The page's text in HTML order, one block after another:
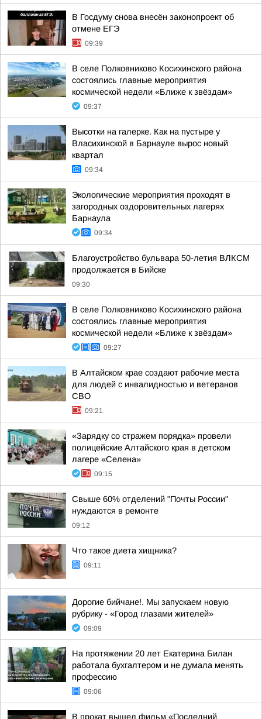
В Госдуму снова внесён законопроект об
отмене ЕГЭ
09:39
В селе Полковниково Косихинского района
состоялись главные мероприятия
космической недели «Ближе к звёздам»
09:37
Высотки на галерке. Как на пустыре у
Власихинской в Барнауле вырос новый
квартал
09:34
Экологические мероприятия проходят в
загородных оздоровительных лагерях
Барнаула
09:34
Благоустройство бульвара 50-летия ВЛКСМ
продолжается в Бийске
09:30
В селе Полковниково Косихинского района
состоялись главные мероприятия
космической недели «Ближе к звёздам»
09:27
В Алтайском крае создают рабочие места
для людей с инвалидностью и ветеранов
СВО
09:21
«Зарядку со стражем порядка» провели
полицейские Алтайского края в детском
лагере «Селена»
09:15
Свыше 60% отделений "Почты России"
нуждаются в ремонте
09:12
Что такое диета хищника?
09:11
Дорогие бийчане!. Мы запускаем новую
рубрику - «Город глазами жителей»
09:09
На протяжении 20 лет Екатерина Билан
работала бухгалтером и не думала менять
профессию
09:06
В прокат вышел фильм «Последний